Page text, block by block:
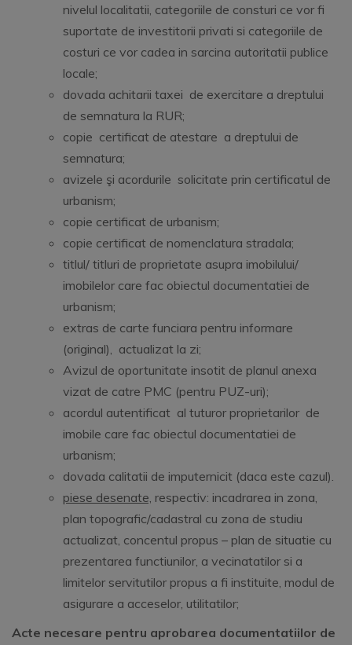
nivelul localitatii, categoriile de consturi ce vor fi
suportate de investitorii privati si categoriile de
costuri ce vor cadea in sarcina autoritatii publice
locale;
dovada achitarii taxei de exercitare a dreptului
de semnatura la RUR;
copie certificat de atestare a dreptului de
semnatura;
avizele şi acordurile solicitate prin certificatul de
urbanism;
copie certificat de urbanism;
copie certificat de nomenclatura stradala;
titlul/ titluri de proprietate asupra imobilului/
imobilelor care fac obiectul documentatiei de
urbanism;
extras de carte funciara pentru informare
(original), actualizat la zi;
Avizul de oportunitate insotit de planul anexa
vizat de catre PMC (pentru PUZ-uri);
acordul autentificat al tuturor proprietarilor de
imobile care fac obiectul documentatiei de
urbanism;
dovada calitatii de imputernicit (daca este cazul).
piese desenate, respectiv: incadrarea in zona,
plan topografic/cadastral cu zona de studiu
actualizat, concentul propus – plan de situatie cu
prezentarea functiunilor, a vecinatatilor si a
limitelor servitutilor propus a fi instituite, modul de
asigurare a acceselor, utilitatilor;
Acte necesare pentru aprobarea documentatiilor de